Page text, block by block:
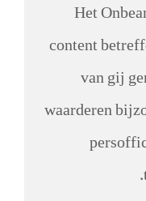
Het
content
van gij
waarderen